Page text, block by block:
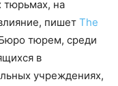
тюрьмах, на
пишет The
тюрем, среди
в
учреждениях,